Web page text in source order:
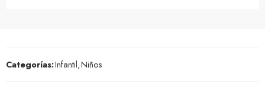
Categorías:Infantil,Niños